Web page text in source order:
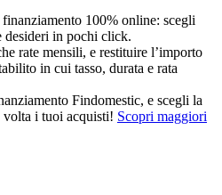
100% online: scegli
desideri in pochi click.
rate mensili, e restituire l’importo
in cui tasso, durata e rata
Findomestic, e scegli la
volta i tuoi acquisti! Scopri maggiori